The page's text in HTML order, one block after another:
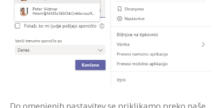
Do omenjenih nastavitev se priklikamo preko naše